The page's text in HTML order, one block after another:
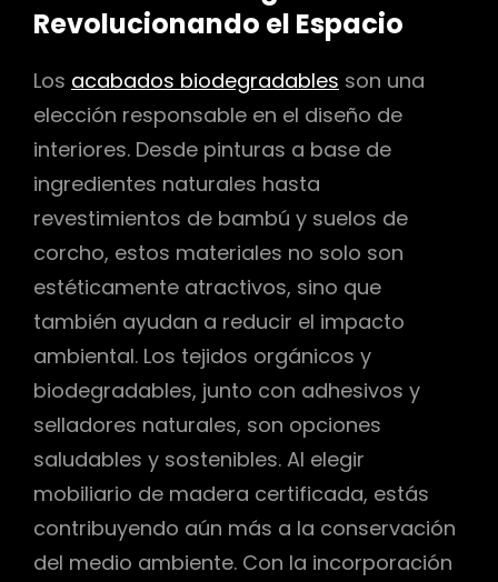
Revolucionando el Espacio
Los acabados biodegradables son una
elección responsable en el diseño de
interiores. Desde pinturas a base de
ingredientes naturales hasta
revestimientos de bambú y suelos de
corcho, estos materiales no solo son
estéticamente atractivos, sino que
también ayudan a reducir el impacto
ambiental. Los tejidos orgánicos y
biodegradables, junto con adhesivos y
selladores naturales, son opciones
saludables y sostenibles. Al elegir
mobiliario de madera certificada, estás
contribuyendo aún más a la conservación
del medio ambiente. Con la incorporación